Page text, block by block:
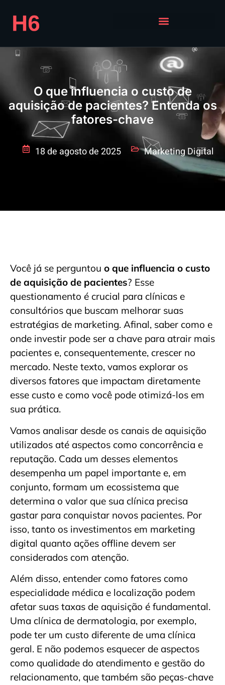
O que influencia o custo de
aquisição de pacientes? Entenda os
fatores-chave
18 de agosto de 2025 Marketing Digital
Você já se perguntou o que influencia o custo
de aquisição de pacientes? Esse
questionamento é crucial para clínicas e
consultórios que buscam melhorar suas
estratégias de marketing. Afinal, saber como e
onde investir pode ser a chave para atrair mais
pacientes e, consequentemente, crescer no
mercado. Neste texto, vamos explorar os
diversos fatores que impactam diretamente
esse custo e como você pode otimizá-los em
sua prática.
Vamos analisar desde os canais de aquisição
utilizados até aspectos como concorrência e
reputação. Cada um desses elementos
desempenha um papel importante e, em
conjunto, formam um ecossistema que
determina o valor que sua clínica precisa
gastar para conquistar novos pacientes. Por
isso, tanto os investimentos em marketing
digital quanto ações offline devem ser
considerados com atenção.
Além disso, entender como fatores como
especialidade médica e localização podem
afetar suas taxas de aquisição é fundamental.
Uma clínica de dermatologia, por exemplo,
pode ter um custo diferente de uma clínica
geral. E não podemos esquecer de aspectos
como qualidade do atendimento e gestão do
relacionamento, que também são peças-chave